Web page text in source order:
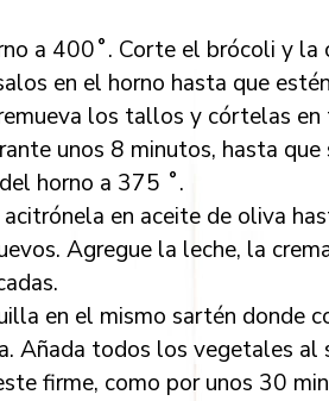
a 400˚. Corte el brócoli y
en el horno hasta que
los tallos y córtelas
unos 8 minutos, hasta
horno a 375 ˚.
en aceite de oliva
Agregue la leche, la
en el mismo sartén donde
Añada todos los vegetales
firme, como por unos 30